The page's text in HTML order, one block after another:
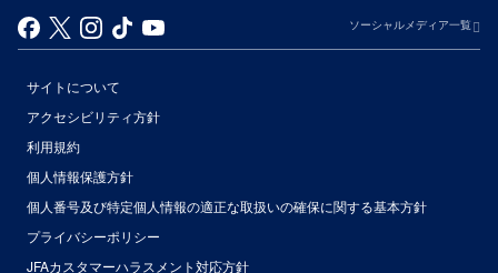
ソーシャルメディア一覧
サイトについて
アクセシビリティ方針
利用規約
個人情報保護方針
個人番号及び特定個人情報の適正な取扱いの確保に関する基本方針
プライバシーポリシー
JFAカスタマーハラスメント対応方針